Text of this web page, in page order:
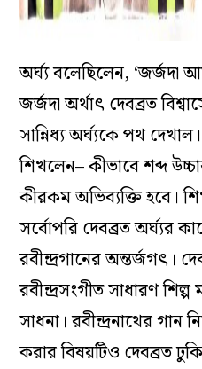
অর্ঘ্য বলেছিলেন, ‘জর্জদা
জর্জদা অর্থাৎ দেবব্রত
সান্নিধ্য অর্ঘ্যকে পথ
শিখলেন– কীভাবে শব্দ
কীরকম অভিব্যক্তি হবে।
সর্বোপরি দেবব্রত অর্ঘ্যর
রবীন্দ্রগানের অন্তর্জগৎ।
রবীন্দ্রসংগীত সাধারণ
সাধনা। রবীন্দ্রনাথের গান
করার বিষয়টিও দেবব্রত